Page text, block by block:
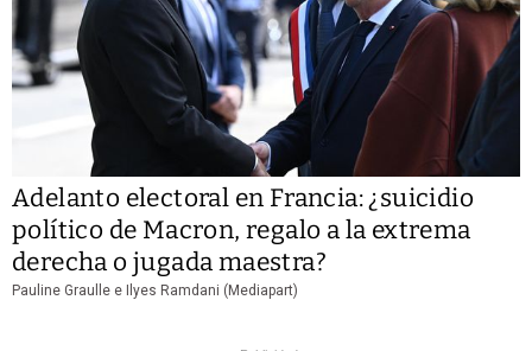
Adelanto electoral en Francia: ¿suicidio
político de Macron, regalo a la extrema
derecha o jugada maestra?
Pauline Graulle e Ilyes Ramdani (Mediapart)